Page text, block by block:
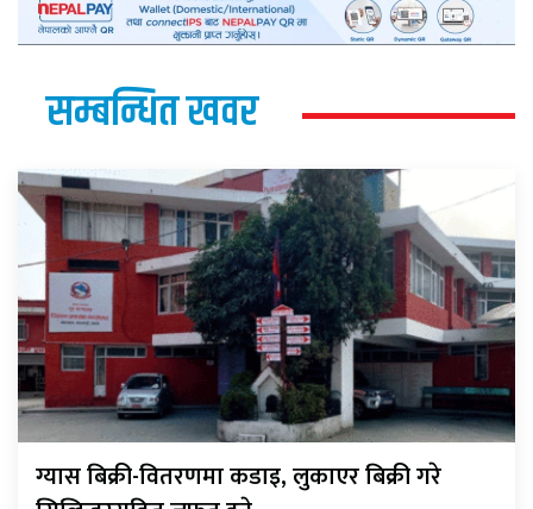
सम्बन्धित खवर
ग्यास बिक्री-वितरणमा कडाइ, लुकाएर बिक्री गरे